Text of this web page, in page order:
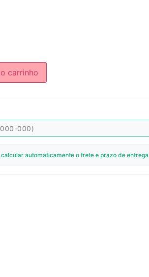
carrinho
calcular automaticamente o frete e prazo de entrega